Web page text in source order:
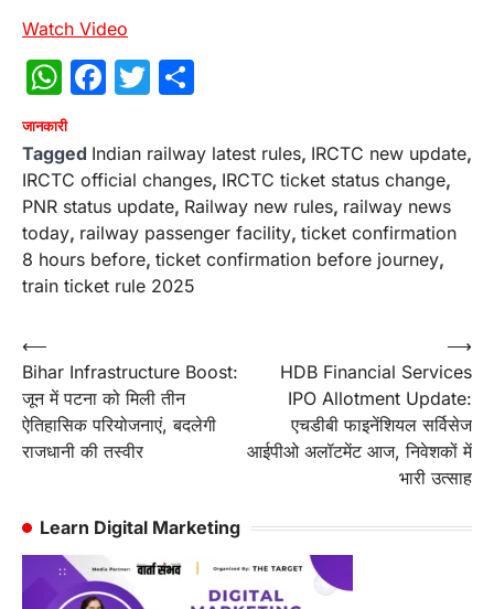
Watch Video
WhatsApp
Facebook
Twitter
जानकारी
Tagged Indian railway latest rules, IRCTC new update,
IRCTC official changes, IRCTC ticket status change,
PNR status update, Railway new rules, railway news
today, railway passenger facility, ticket confirmation
8 hours before, ticket confirmation before journey,
train ticket rule 2025
Post
navigation
⟵
Bihar Infrastructure Boost:
जून में पटना को मिली तीन
ऐतिहासिक परियोजनाएं, बदलेगी
राजधानी की तस्वीर
HDB Financial Services
IPO Allotment Update:
एचडीबी फाइनेंशियल सर्विसेज
आईपीओ अलॉटमेंट आज, निवेशकों में
भारी उत्साह
⟶
Learn Digital Marketing